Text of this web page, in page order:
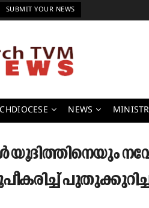
SUBMIT YOUR NEWS
NEWS
യൂദിത്തിനെയും